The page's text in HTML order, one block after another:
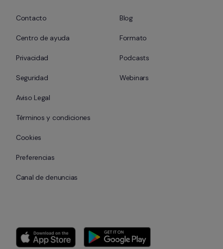
Contacto
Centro de ayuda
Privacidad
Seguridad
Aviso Legal
Términos y condiciones
Cookies
Preferencias
Canal de denuncias
Blog
Formato
Podcasts
Webinars